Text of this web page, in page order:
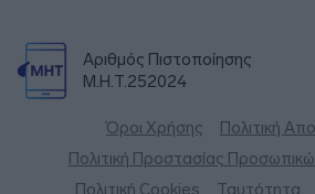
Αριθμός Πιστοποίησης
Μ.Η.Τ.252024
Όροι Χρήσης
Πολιτική
Πολιτική Προστασίας
Πολιτική Cookies
Ταυτότητα